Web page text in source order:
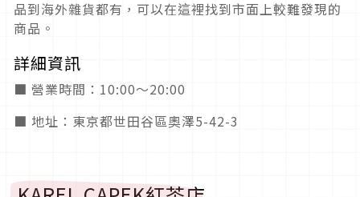
品到海外雜貨都有，可以在這裡找到市面上較難發現的
商品。
詳細資訊
■ 營業時間：10:00～20:00
■ 地址：東京都世田谷區奧澤5-42-3